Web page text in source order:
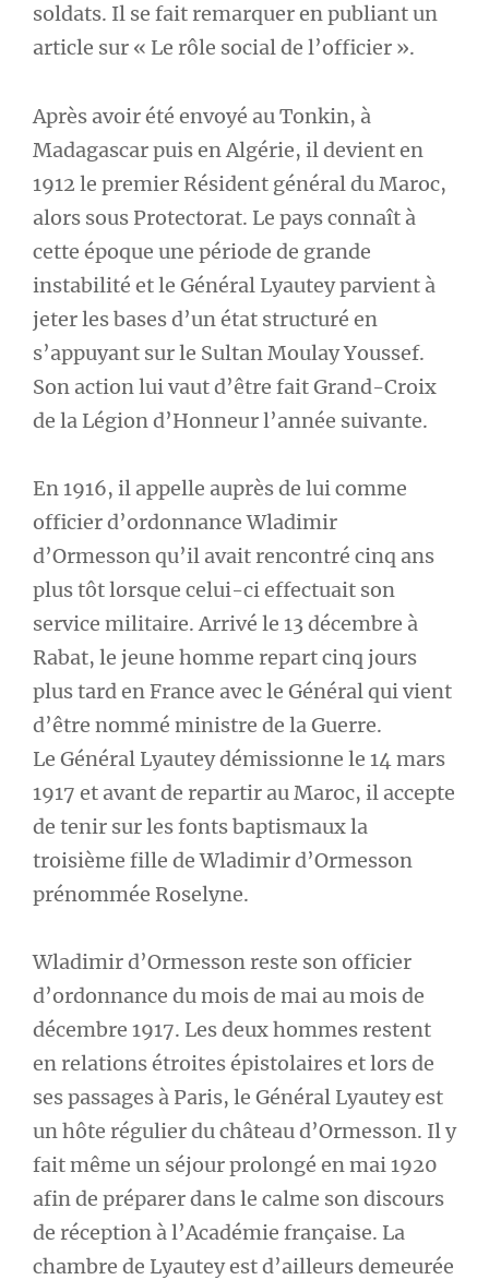
soldats. Il se fait remarquer en publiant un
article sur « Le rôle social de l’officier ».
Après avoir été envoyé au Tonkin, à
Madagascar puis en Algérie, il devient en
1912 le premier Résident général du Maroc,
alors sous Protectorat. Le pays connaît à
cette époque une période de grande
instabilité et le Général Lyautey parvient à
jeter les bases d’un état structuré en
s’appuyant sur le Sultan Moulay Youssef.
Son action lui vaut d’être fait Grand-Croix
de la Légion d’Honneur l’année suivante.
En 1916, il appelle auprès de lui comme
officier d’ordonnance Wladimir
d’Ormesson qu’il avait rencontré cinq ans
plus tôt lorsque celui-ci effectuait son
service militaire. Arrivé le 13 décembre à
Rabat, le jeune homme repart cinq jours
plus tard en France avec le Général qui vient
d’être nommé ministre de la Guerre.
Le Général Lyautey démissionne le 14 mars
1917 et avant de repartir au Maroc, il accepte
de tenir sur les fonts baptismaux la
troisième fille de Wladimir d’Ormesson
prénommée Roselyne.
Wladimir d’Ormesson reste son officier
d’ordonnance du mois de mai au mois de
décembre 1917. Les deux hommes restent
en relations étroites épistolaires et lors de
ses passages à Paris, le Général Lyautey est
un hôte régulier du château d’Ormesson. Il y
fait même un séjour prolongé en mai 1920
afin de préparer dans le calme son discours
de réception à l’Académie française. La
chambre de Lyautey est d’ailleurs demeurée